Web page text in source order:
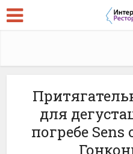
для
погребе Sens